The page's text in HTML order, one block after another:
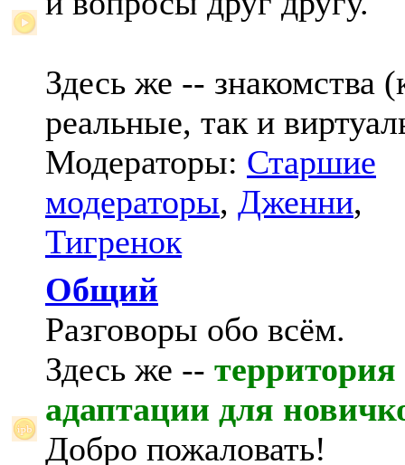
Здесь же -- знакомства
реальные, так и
Модераторы: Старшие
модераторы, Дженни,
Тигренок
Общий
Разговоры обо всём.
Здесь же -- территория
адаптации для
Добро пожаловать!